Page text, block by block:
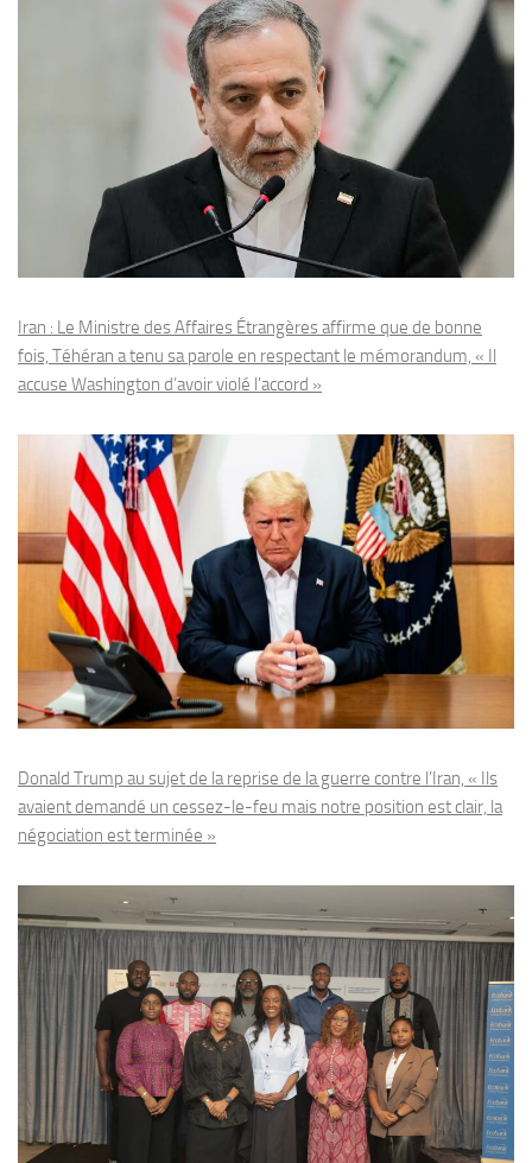
Iran : Le Ministre des Affaires Étrangères affirme que de bonne
fois, Téhéran a tenu sa parole en respectant le mémorandum, « Il
accuse Washington d’avoir violé l’accord »
Donald Trump au sujet de la reprise de la guerre contre l’Iran, « Ils
avaient demandé un cessez-le-feu mais notre position est clair, la
négociation est terminée »